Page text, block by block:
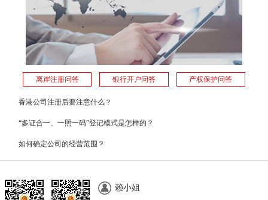
离岸注册问答 银行开户问答 产权保护问答
香港公司注册后要注意什么？
“多证合一、一照一码”登记模式是怎样的？
如何确定公司的经营范围？
赖小姐